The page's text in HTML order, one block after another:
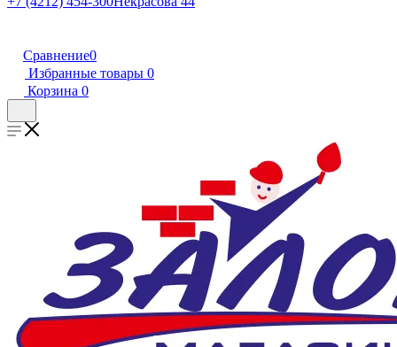
Сравнение0
Избранные товары 0
Корзина 0